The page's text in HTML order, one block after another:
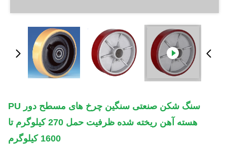
سنگ شکن صنعتی سنگین چرخ های مسطح دور PU
هسته آهن ریخته شده ظرفیت حمل 270 کیلوگرم تا
1600 کیلوگرم